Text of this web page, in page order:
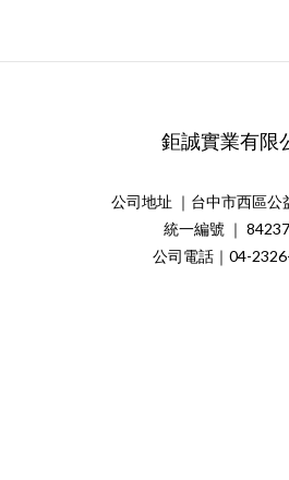
鉅誠實業有限
公司地址 ｜台中市西區公
統一編號 ｜
公司電話｜04-